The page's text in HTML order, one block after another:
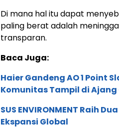
Di mana hal itu dapat
paling berat adalah
transparan.
Baca Juga:
Haier Gandeng AO 1 Point
Komunitas Tampil di Ajang
SUS ENVIRONMENT Raih
Ekspansi Global